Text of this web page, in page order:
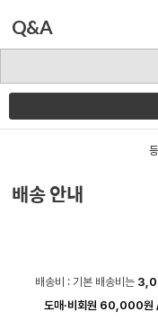
Q&A
배송 안내
배송비 : 기본 배송비는
도매·비회원 60,000